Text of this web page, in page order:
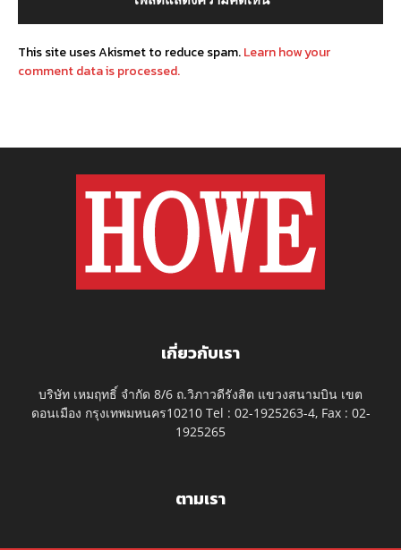
This site uses Akismet to reduce spam.Learn how your
comment data is processed.
เกี่ยวกับเรา
บริษัท เหมฤทธิ์ จำกัด 8/6 ถ.วิภาวดีรังสิต แขวงสนามบิน เขต
ดอนเมือง กรุงเทพมหนคร10210 Tel : 02-1925263-4, Fax : 02-
1925265
ตามเรา